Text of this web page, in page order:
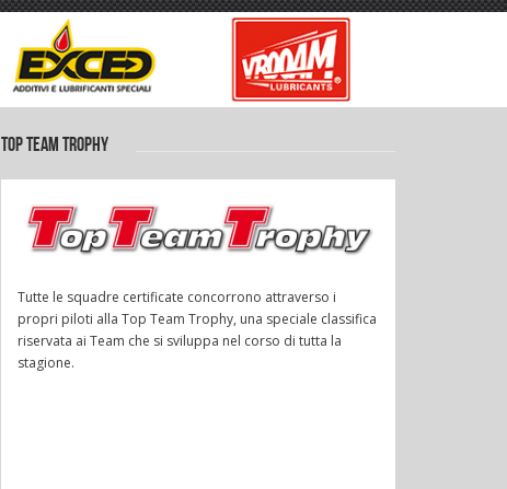
TOP TEAM TROPHY
Tutte le squadre certificate concorrono attraverso i
propri piloti alla Top Team Trophy, una speciale classifica
riservata ai Team che si sviluppa nel corso di tutta la
stagione.